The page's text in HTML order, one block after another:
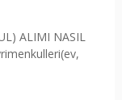
ALIMI NASIL